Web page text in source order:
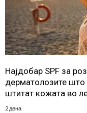
Најдобар SPF за
дерматолозите што
штитат кожата во
2 дена